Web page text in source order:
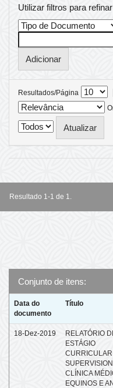
Utilizar filtros para
Resultados/Página
Resultado 1-1 de 1.
Conjunto de itens:
Data do
documento
Título
18-Dez-2019
RELATÓRIO
ESTÁGIO
CURRICULAR
CLÍNICA
EQUINOS E